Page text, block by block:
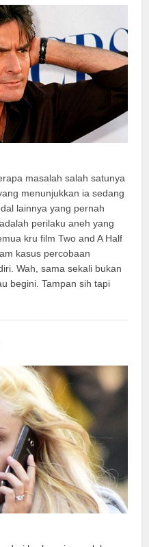
masalah salah satunya
menunjukkan ia sedang
lainnya yang pernah
perilaku aneh yang
kru film Two and A Half
kasus percobaan
Wah, sama sekali bukan
begini. Tampan sih tapi